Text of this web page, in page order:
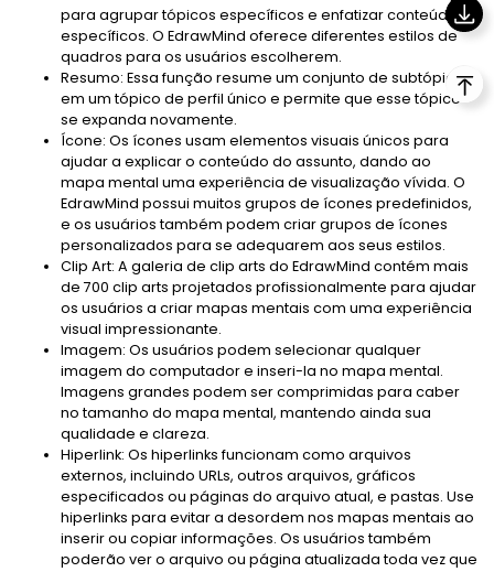
para agrupar tópicos específicos e enfatizar conteúdos
específicos. O EdrawMind oferece diferentes estilos de
quadros para os usuários escolherem.
Resumo: Essa função resume um conjunto de subtópicos
em um tópico de perfil único e permite que esse tópico
se expanda novamente.
Ícone: Os ícones usam elementos visuais únicos para
ajudar a explicar o conteúdo do assunto, dando ao
mapa mental uma experiência de visualização vívida. O
EdrawMind possui muitos grupos de ícones predefinidos,
e os usuários também podem criar grupos de ícones
personalizados para se adequarem aos seus estilos.
Clip Art: A galeria de clip arts do EdrawMind contém mais
de 700 clip arts projetados profissionalmente para ajudar
os usuários a criar mapas mentais com uma experiência
visual impressionante.
Imagem: Os usuários podem selecionar qualquer
imagem do computador e inseri-la no mapa mental.
Imagens grandes podem ser comprimidas para caber
no tamanho do mapa mental, mantendo ainda sua
qualidade e clareza.
Hiperlink: Os hiperlinks funcionam como arquivos
externos, incluindo URLs, outros arquivos, gráficos
especificados ou páginas do arquivo atual, e pastas. Use
hiperlinks para evitar a desordem nos mapas mentais ao
inserir ou copiar informações. Os usuários também
poderão ver o arquivo ou página atualizada toda vez que